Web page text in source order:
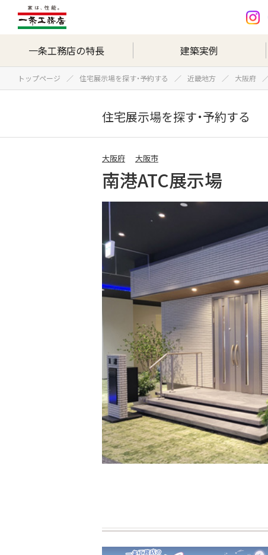
一条工務店の特長 建築実例
トップページ 住宅展示場を探す・予約する 近畿地方 大阪府
住宅展示場を探す・予約する
大阪府 大阪市
南港ATC展示場